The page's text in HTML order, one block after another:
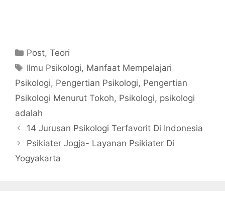
Kategori
Post,Teori
Tag
Ilmu Psikologi, Manfaat Mempelajari
Psikologi, Pengertian Psikologi, Pengertian
Psikologi Menurut Tokoh, Psikologi, psikologi
adalah
14 Jurusan Psikologi Terfavorit Di Indonesia
Psikiater Jogja- Layanan Psikiater Di
Yogyakarta